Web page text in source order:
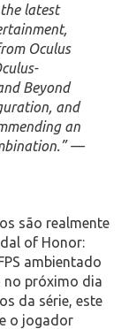
latest
Oculus
Beyond
and
an
—
são realmente
of Honor:
ambientado
no próximo dia
da série, este
o jogador